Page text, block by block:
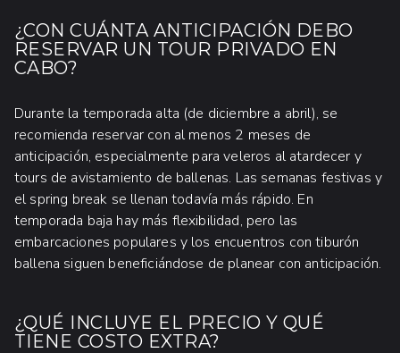
¿CON CUÁNTA ANTICIPACIÓN DEBO
RESERVAR UN TOUR PRIVADO EN
CABO?
Durante la temporada alta (de diciembre a abril), se
recomienda reservar con al menos 2 meses de
anticipación, especialmente para veleros al atardecer y
tours de avistamiento de ballenas. Las semanas festivas y
el spring break se llenan todavía más rápido. En
temporada baja hay más flexibilidad, pero las
embarcaciones populares y los encuentros con tiburón
ballena siguen beneficiándose de planear con anticipación.
¿QUÉ INCLUYE EL PRECIO Y QUÉ
TIENE COSTO EXTRA?